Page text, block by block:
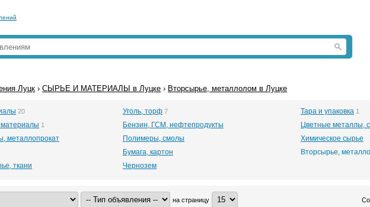
Луцк ›СЫРЬЕ И МАТЕРИАЛЫ в Луцке › Вторсырье, металлолом в Луцке
20 Уголь, торф 7 Тара и упаковка 1
1 Бензин, ГСМ, нефтепродукты
Цветные металлы,
металлопрокат
Полимеры, смолы
Химическое сырье
Бумага, картон
Вторсырье,
ткани
Чернозем
на страницу